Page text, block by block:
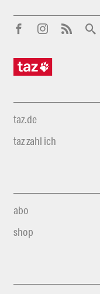
taz.de
taz zahl ich
abo
shop